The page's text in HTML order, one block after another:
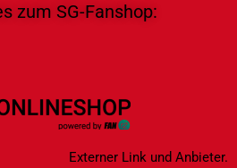
zum SG-Fanshop:
Externer Link und Anbieter.